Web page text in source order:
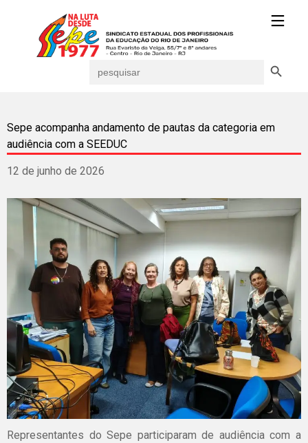
for:
Sepe acompanha andamento de pautas da categoria em
audiência com a SEEDUC
12 de junho de 2026
Representantes do Sepe participaram de audiência com a